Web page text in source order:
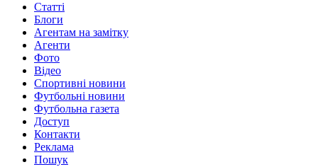
Статті
Блоги
Агентам на замітку
Агенти
Фото
Відео
Спортивні новини
Футбольні новини
Футбольна газета
Доступ
Контакти
Реклама
Пошук